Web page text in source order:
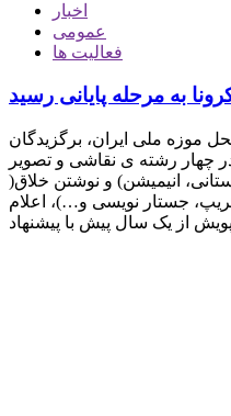
اخبار
عمومی
فعالیت ها
به مرحله پایانی رسید
موزه ملی ایران، برگزیدگان
چهار رشته ی نقاشی و تصویر
انیمیشن) و نوشتن خلاق(
جستار نویسی و…)، اعلام